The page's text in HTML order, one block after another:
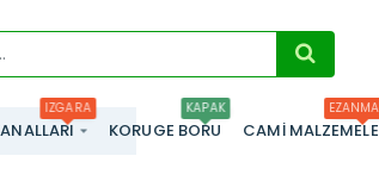
IZGARA
KORUGE BORU
KAPAK
CAMI